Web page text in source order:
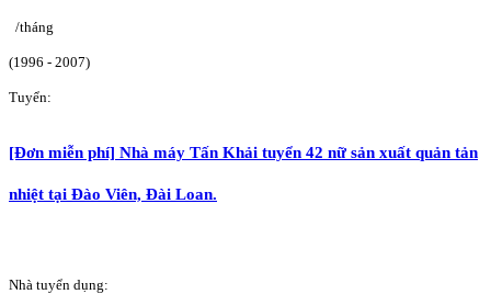
/tháng
(1996 - 2007)
Tuyển:
[Đơn miễn phí] Nhà máy Tấn Khải tuyển 42 nữ sản xuất quản tản
nhiệt tại Đào Viên, Đài Loan.
Nhà tuyển dụng: